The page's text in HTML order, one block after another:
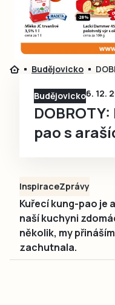
Ještě
Budějovicko
Budějovicko6. 12.
pao s
InspiraceZprávy
Kuřecí kung-pao je
naší kuchyni
několik, my
zachutnala.